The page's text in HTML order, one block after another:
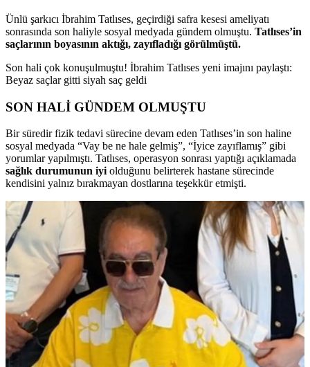
Ünlü şarkıcı İbrahim Tatlıses, geçirdiği safra kesesi ameliyatı
sonrasında son haliyle sosyal medyada gündem olmuştu. Tatlıses’in
saçlarının boyasının aktığı, zayıfladığı görülmüştü.
Son hali çok konuşulmuştu! İbrahim Tatlıses yeni imajını paylaştı:
Beyaz saçlar gitti siyah saç geldi
SON HALİ GÜNDEM OLMUŞTU
Bir süredir fizik tedavi sürecine devam eden Tatlıses’in son haline
sosyal medyada “Vay be ne hale gelmiş”, “İyice zayıflamış” gibi
yorumlar yapılmıştı. Tatlıses, operasyon sonrası yaptığı açıklamada
sağlık durumunun iyi olduğunu belirterek hastane sürecinde
kendisini yalnız bırakmayan dostlarına teşekkür etmişti.